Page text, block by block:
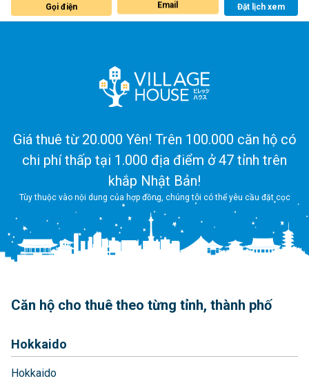
Gọi điện Email Đặt lịch xem
Giá thuê từ 20.000 Yên! Trên 100.000 căn hộ có
chi phí thấp tại 1.000 địa điểm ở 47 tỉnh trên
khắp Nhật Bản!
Tùy thuộc vào nội dung của hợp đồng, chúng tôi có thể yêu cầu đặt cọc
Căn hộ cho thuê theo từng tỉnh, thành phố
Hokkaido
Hokkaido